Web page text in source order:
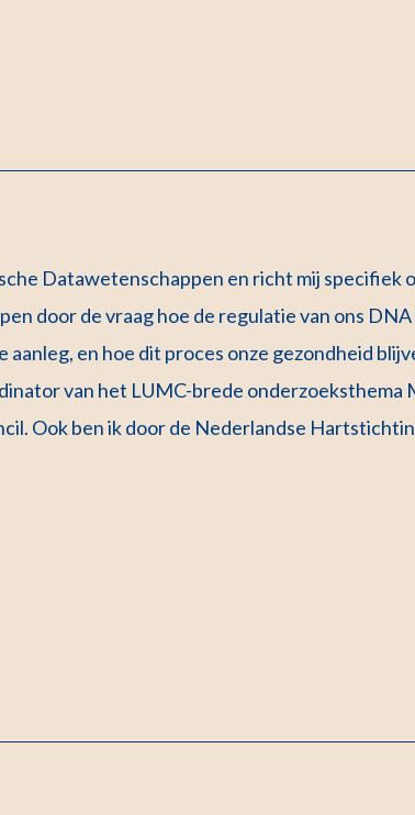
Datawetenschappen en richt mij specifiek
door de vraag hoe de regulatie van ons
aanleg, en hoe dit proces onze gezondheid
van het LUMC-brede onderzoeksthema
Ook ben ik door de Nederlandse